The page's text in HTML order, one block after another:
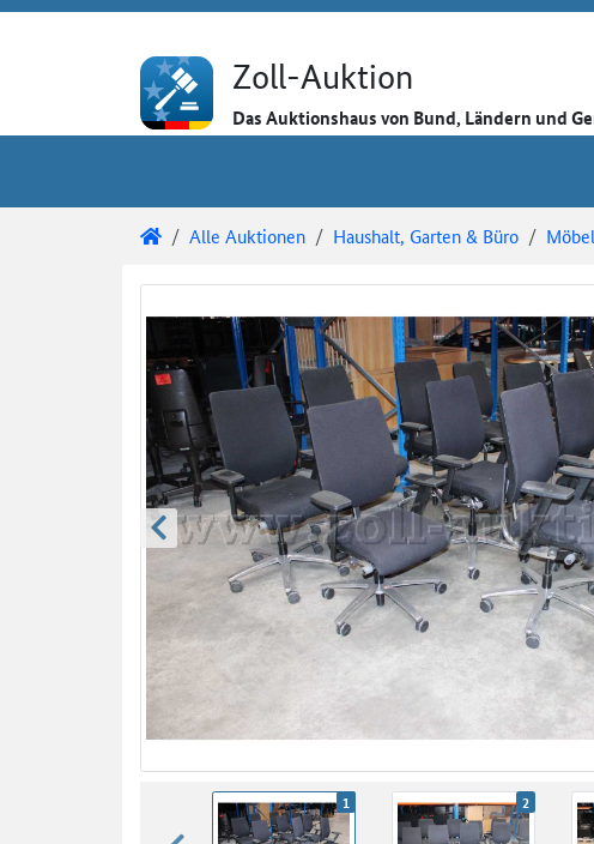
Zoll-Auktion
Das Auktionshaus von Bund, Ländern und
Zoll-Auktion
Alle Auktionen Haushalt, Garten & Büro Möbel
Auktionsdetails
zurück blättern
1 2